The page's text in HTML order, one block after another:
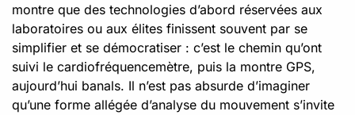
montre que des technologies d’abord réservées aux
laboratoires ou aux élites finissent souvent par se
simplifier et se démocratiser : c’est le chemin qu’ont
suivi le cardiofréquencemètre, puis la montre GPS,
aujourd’hui banals. Il n’est pas absurde d’imaginer
qu’une forme allégée d’analyse du mouvement s’invite